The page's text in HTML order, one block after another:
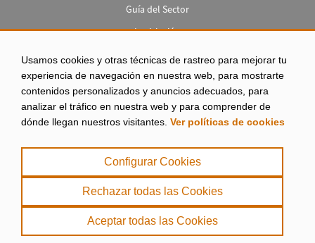
Usamos cookies y otras técnicas de rastreo para mejorar tu
experiencia de navegación en nuestra web, para mostrarte
contenidos personalizados y anuncios adecuados, para
analizar el tráfico en nuestra web y para comprender de
dónde llegan nuestros visitantes. Ver políticas de cookies
Configurar Cookies
Rechazar todas las Cookies
Aceptar todas las Cookies
Guía del Sector
Legislación
Empleo
Aviso legal
|
Política de Privacidad
|
. misPeces Copyright 2000 - 2026. Todos los derechos reservados